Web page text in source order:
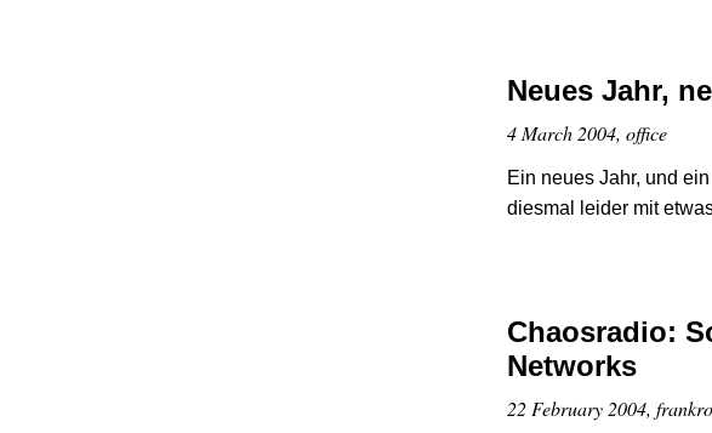
Neues Jahr,
4 March 2004, office
Ein neues Jahr, und
diesmal leider mit
Chaosradio:
Networks
22 February 2004, frankro